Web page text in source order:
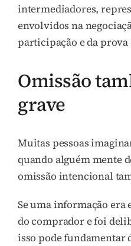
intermediadores,
envolvidos na
participação e da prova
Omissão
grave
Muitas pessoas
quando alguém mente
omissão intencional
Se uma informação era
do comprador e foi
isso pode fundamentar